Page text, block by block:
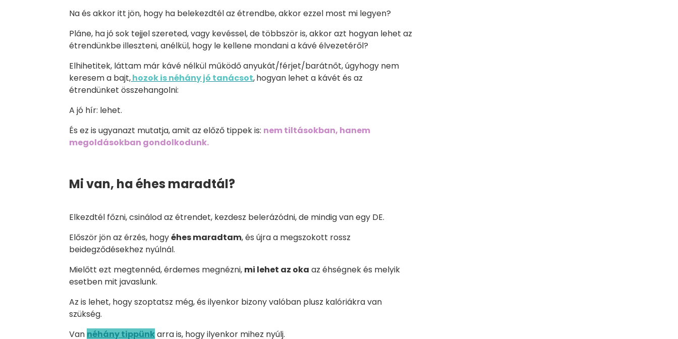
Na és akkor itt jön, hogy ha belekezdtél az étrendbe, akkor ezzel most mi legyen?
Pláne, ha jó sok tejjel szereted, vagy kevéssel, de többször is, akkor azt hogyan lehet az
étrendünkbe illeszteni, anélkül, hogy le kellene mondani a kávé élvezetéről?
Elhihetitek, láttam már kávé nélkül működő anyukát/férjet/barátnőt, úgyhogy nem
keresem a bajt,hozok is néhány jó tanácsot,hogyan lehet a kávét és az
étrendünket összehangolni:
A jó hír: lehet.
És ez is ugyanazt mutatja, amit az előző tippek is: nem tiltásokban, hanem
megoldásokban gondolkodunk.
Mi van, ha éhes maradtál?
Elkezdtél főzni, csinálod az étrendet, kezdesz belerázódni, de mindig van egy DE.
Először jön az érzés, hogyéhes maradtam, és újra a megszokott rossz
beidegződésekhez nyúlnál.
Mielőtt ezt megtennéd, érdemes megnézni, mi lehet az oka az éhségnek és melyik
esetben mit javaslunk.
Az is lehet, hogy szoptatsz még, és ilyenkor bizony valóban plusz kalóriákra van
szükség.
Van néhány tippünkarra is, hogy ilyenkor mihez nyúlj.